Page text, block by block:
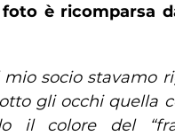
è ricomparsa
mio socio stavamo
gli occhi quella
il colore del